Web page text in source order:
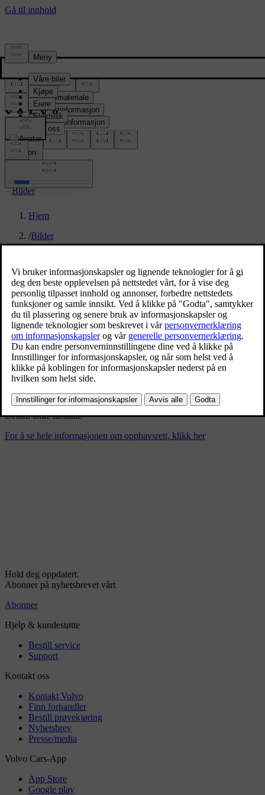
Presserom
Pressemateriale
Produktinformasjon
Selskapsinformasjon
Mediekontakter
location:
NO
Bilder
Hjem
/Bilder
New Volvo XC90 B5 - dynamic
11/26/2024
Bokmerke
Del
Last ned
Denim Blue metallic
For å se hele informasjonen om opphavsrett, klikk her